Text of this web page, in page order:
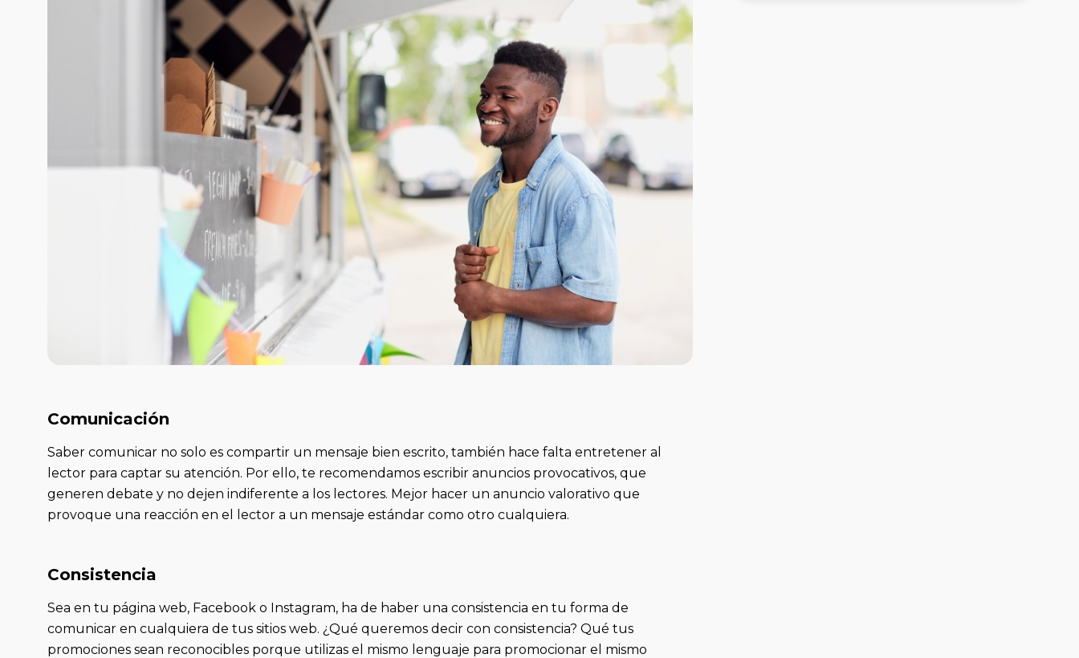
Comunicación
Saber comunicar no solo es compartir un mensaje bien escrito, también hace falta entretener al
lector para captar su atención. Por ello, te recomendamos escribir anuncios provocativos, que
generen debate y no dejen indiferente a los lectores. Mejor hacer un anuncio valorativo que
provoque una reacción en el lector a un mensaje estándar como otro cualquiera.
Consistencia
Sea en tu página web, Facebook o Instagram, ha de haber una consistencia en tu forma de
comunicar en cualquiera de tus sitios web. ¿Qué queremos decir con consistencia? Qué tus
promociones sean reconocibles porque utilizas el mismo lenguaje para promocionar el mismo